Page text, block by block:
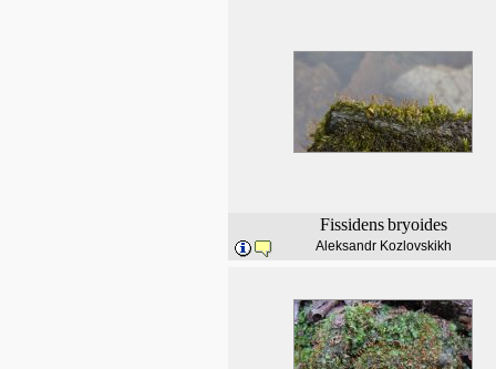
Fissidens bryoides
Aleksandr Kozlovskikh